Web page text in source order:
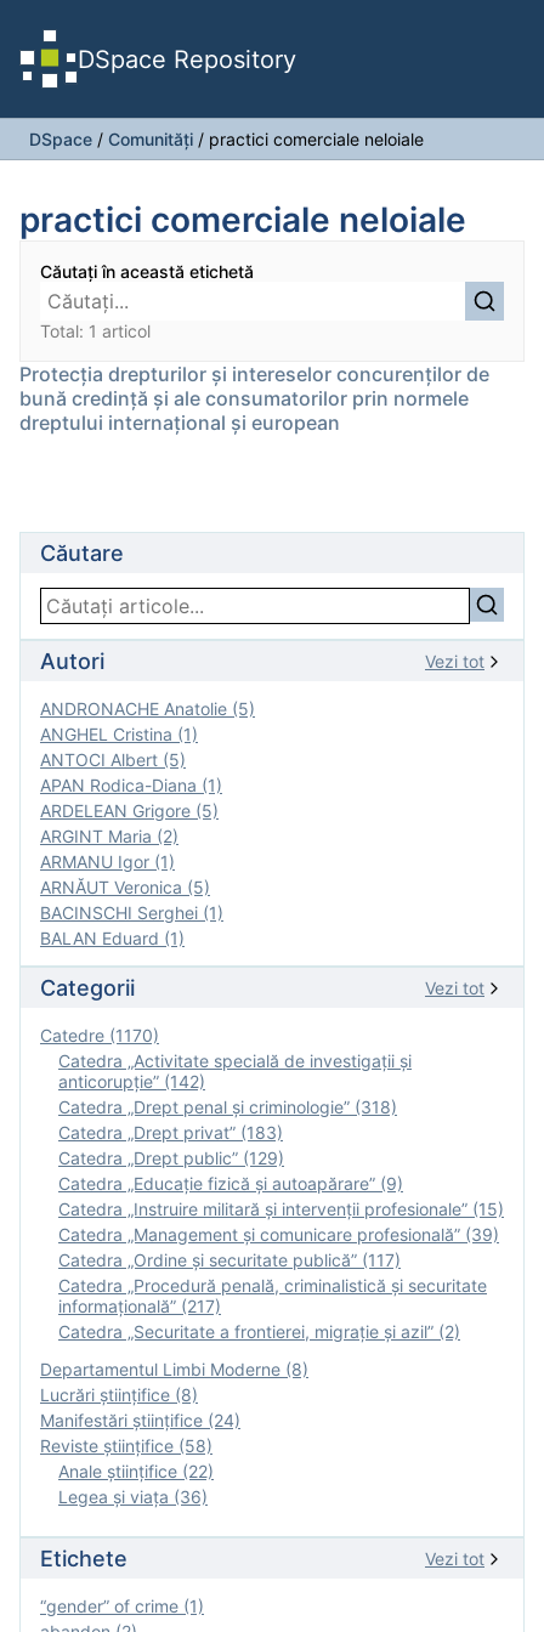
DSpace Repository
DSpace / Comunități / practici comerciale neloiale
practici comerciale neloiale
Căutați în această etichetă
Total: 1 articol
Protecția drepturilor și intereselor concurenților de
bună credință și ale consumatorilor prin normele
dreptului internațional și european
Căutare
Autori Vezi tot
ANDRONACHE Anatolie (5)
ANGHEL Cristina (1)
ANTOCI Albert (5)
APAN Rodica-Diana (1)
ARDELEAN Grigore (5)
ARGINT Maria (2)
ARMANU Igor (1)
ARNĂUT Veronica (5)
BACINSCHI Serghei (1)
BALAN Eduard (1)
Categorii Vezi tot
Catedre (1170)
Catedra „Activitate specială de investigaţii şi
anticorupție” (142)
Catedra „Drept penal și criminologie” (318)
Catedra „Drept privat” (183)
Catedra „Drept public” (129)
Catedra „Educație fizică şi autoapărare” (9)
Catedra „Instruire militară şi intervenţii profesionale” (15)
Catedra „Management și comunicare profesională” (39)
Catedra „Ordine și securitate publică” (117)
Catedra „Procedură penală, criminalistică și securitate
informațională” (217)
Catedra „Securitate a frontierei, migrație și azil” (2)
Departamentul Limbi Moderne (8)
Lucrări științifice (8)
Manifestări ştiinţifice (24)
Reviste ştiinţifice (58)
Anale ştiinţifice (22)
Legea şi viaţa (36)
Etichete Vezi tot
“gender” of crime (1)